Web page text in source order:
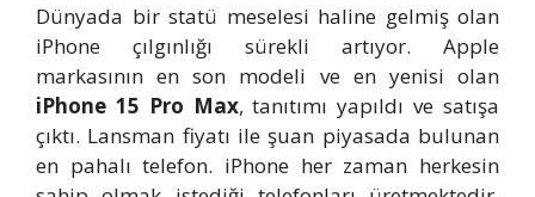
Dünyada bir statü meselesi haline gelmiş olan
iPhone çılgınlığı sürekli artıyor. Apple
markasının en son modeli ve en yenisi olan
iPhone 15 Pro Max, tanıtımı yapıldı ve satışa
çıktı. Lansman fiyatı ile şuan piyasada bulunan
en pahalı telefon. iPhone her zaman herkesin